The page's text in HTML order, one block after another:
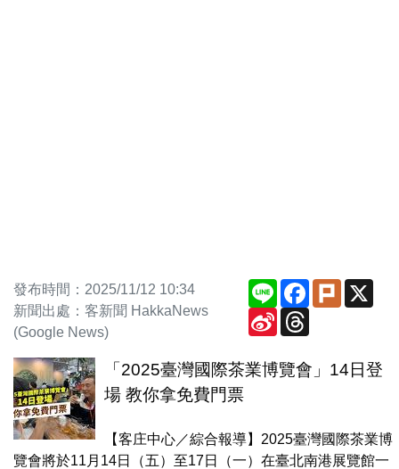
發布時間：2025/11/12 10:34
新聞出處：客新聞 HakkaNews
(Google News)
Line Facebook
PlurkX
Sina
Weibo
Threads
「2025臺灣國際茶業博覽會」14日登
場 教你拿免費門票
【客庄中心／綜合報導】2025臺灣國際茶業博
覽會將於11月14日（五）至17日（一）在臺北南港展覽館一